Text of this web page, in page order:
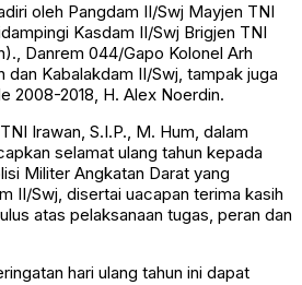
oleh Pangdam II/Swj Mayjen TNI
Kasdam II/Swj Brigjen TNI
Danrem 044/Gapo Kolonel Arh
dan Kabalakdam II/Swj, tampak juga
2008-2018, H. Alex Noerdin.
Irawan, S.I.P., M. Hum, dalam
selamat ulang tahun kepada
Militer Angkatan Darat yang
II/Swj, disertai uacapan terima kasih
atas pelaksanaan tugas, peran dan
hari ulang tahun ini dapat